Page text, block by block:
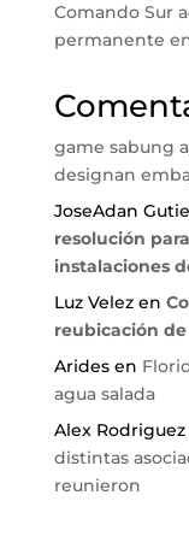
Comando Sur
permanente
game sabung
designan
JoseAdan
resolución
instalaciones
Luz Velezen
reubicación
Aridesen
agua salada
Alex Rodriguez
distintas
reunieron